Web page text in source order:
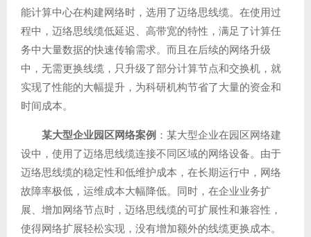
能计算中心在构建网络时，选用了迈络思线缆。在使用过
程中，迈络思线缆低延迟、高带宽的特性，满足了计算任
务中大量数据的快速传输需求。而且在后续的网络升级
中，无需更换线缆，只升级了部分计算节点和交换机，就
实现了性能的大幅提升，为科研机构节省了大量的资金和
时间成本。
某大型企业园区网络案例 ：某大型企业在园区网络建
设中，使用了迈络思线缆连接不同区域的网络设备。由于
迈络思线缆的稳定性和低维护成本，在长期运行中，网络
故障率极低，运维成本大幅降低。同时，在企业业务扩
展、增加网络节点时，迈络思线缆的可扩展性和兼容性，
使得网络扩展轻松实现，没有增加额外的线缆更换成本。